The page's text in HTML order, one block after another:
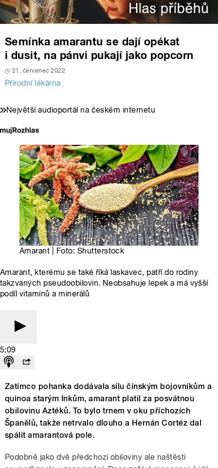
Semínka amarantu se dají opékat
i dusit, na pánvi pukají jako popcorn
21. červenec 2022
Přírodní lékárna
Největší audioportál na českém internetu
Amarant | Foto: Shutterstock
Amarant, kterému se také říká laskavec, patří do rodiny
takzvaných pseudoobilovin. Neobsahuje lepek a má vyšší
podíl vitamínů a minerálů
5:09
Zatímco pohanka dodávala sílu čínským bojovníkům a
quinoa starým Inkům, amarant platil za posvátnou
obilovinu Aztéků. To bylo trnem v oku příchozích
Španělů, takže netrvalo dlouho a Hernán Cortéz dal
spálit amarantová pole.
Podobně jako dvě předchozí obiloviny ale naštěstí